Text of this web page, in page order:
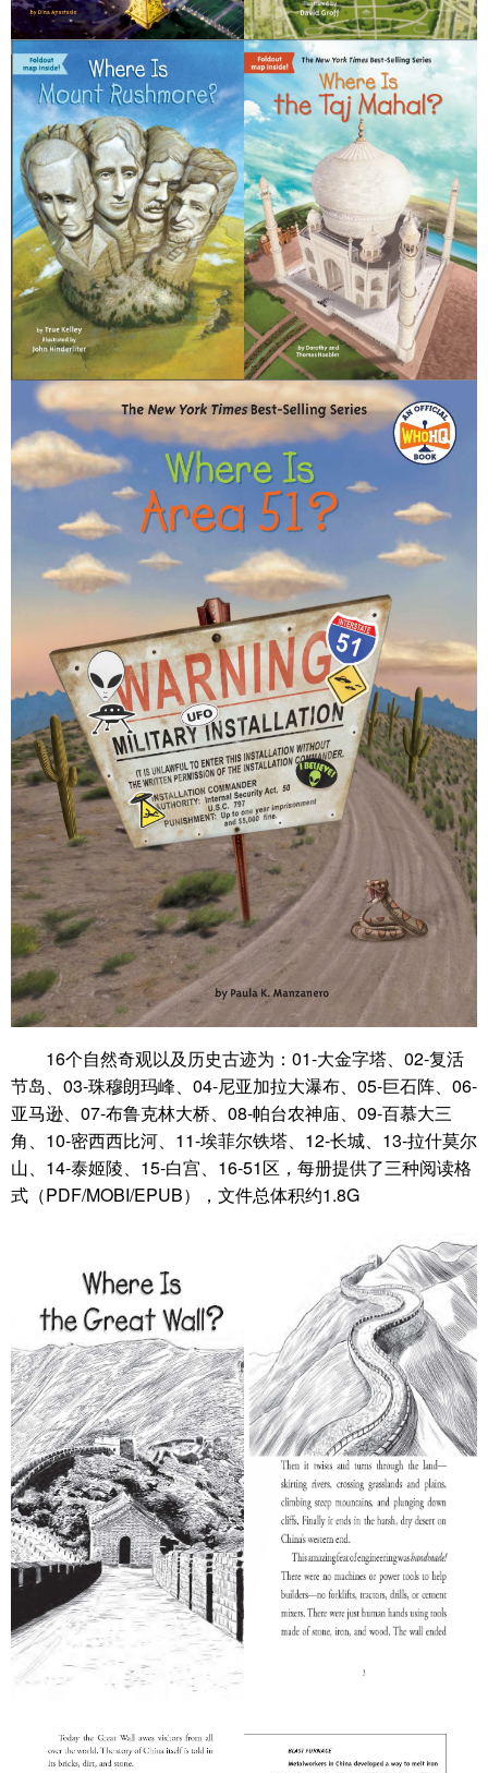
16个自然奇观以及历史古迹为：01-大金字塔、02-复活
节岛、03-珠穆朗玛峰、04-尼亚加拉大瀑布、05-巨石阵、06-
亚马逊、07-布鲁克林大桥、08-帕台农神庙、09-百慕大三
角、10-密西西比河、11-埃菲尔铁塔、12-长城、13-拉什莫尔
山、14-泰姬陵、15-白宫、16-51区，每册提供了三种阅读格
式（PDF/MOBI/EPUB），文件总体积约1.8G